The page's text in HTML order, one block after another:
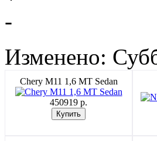
-
Изменено:
Chery M11 1,6 MT Sedan
450919 p.